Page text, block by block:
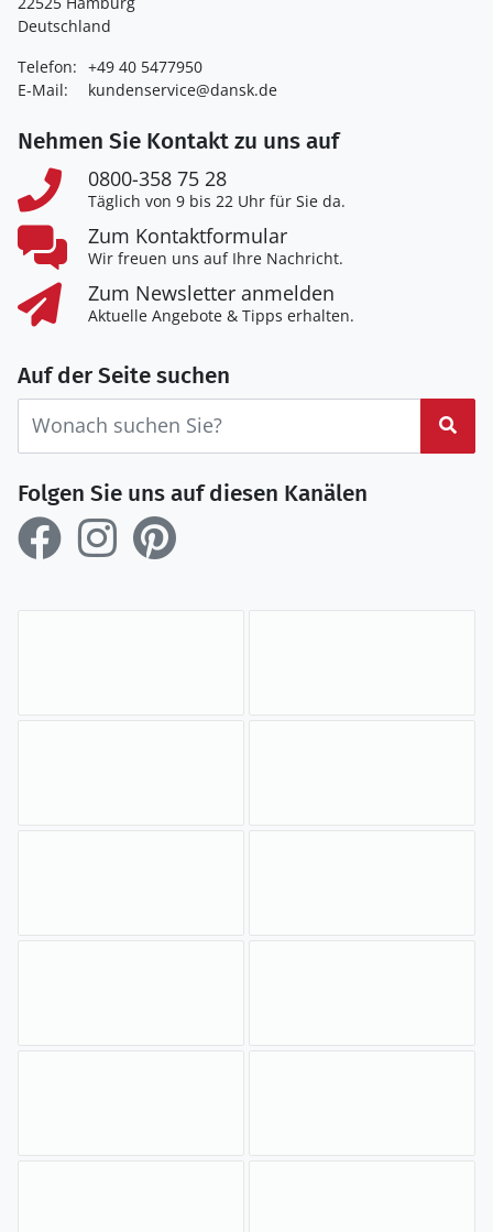
Deutschland
Telefon: +49 40 5477950
E-Mail:
kundenservice@dansk.de
Nehmen Sie Kontakt zu uns auf
0800-358 75 28
Täglich von 9 bis 22 Uhr für Sie da.
Zum Kontaktformular
Wir freuen uns auf Ihre Nachricht.
Zum Newsletter anmelden
Aktuelle Angebote & Tipps erhalten.
Auf der Seite suchen
Folgen Sie uns auf diesen Kanälen